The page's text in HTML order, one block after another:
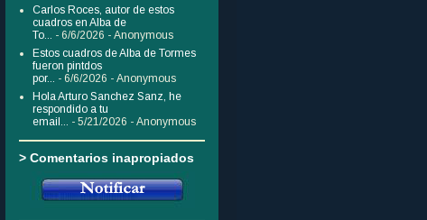
Carlos Roces, autor de estos
cuadros en Alba de
To... - 6/6/2026 - Anonymous
Estos cuadros de Alba de Tormes
fueron pintdos
por... - 6/6/2026 - Anonymous
Hola Arturo Sanchez Sanz, he
respondido a tu
email... - 5/21/2026 - Anonymous
> Comentarios inapropiados